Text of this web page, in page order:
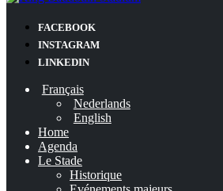
FACEBOOK
INSTAGRAM
LINKEDIN
Français
Nederlands
English
Home
Agenda
Le Stade
Historique